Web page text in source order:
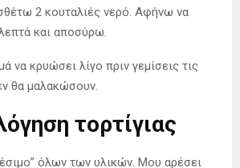
2 κουταλιές νερό. Αφήνω να
και αποσύρω.
να κρυώσει λίγο πριν γεμίσεις τις
θα μαλακώσουν.
τορτίγιας
όλων των υλικών. Μου αρέσει